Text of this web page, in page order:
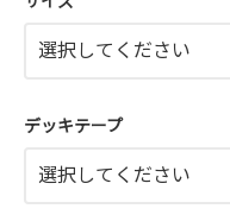
デッキテープ